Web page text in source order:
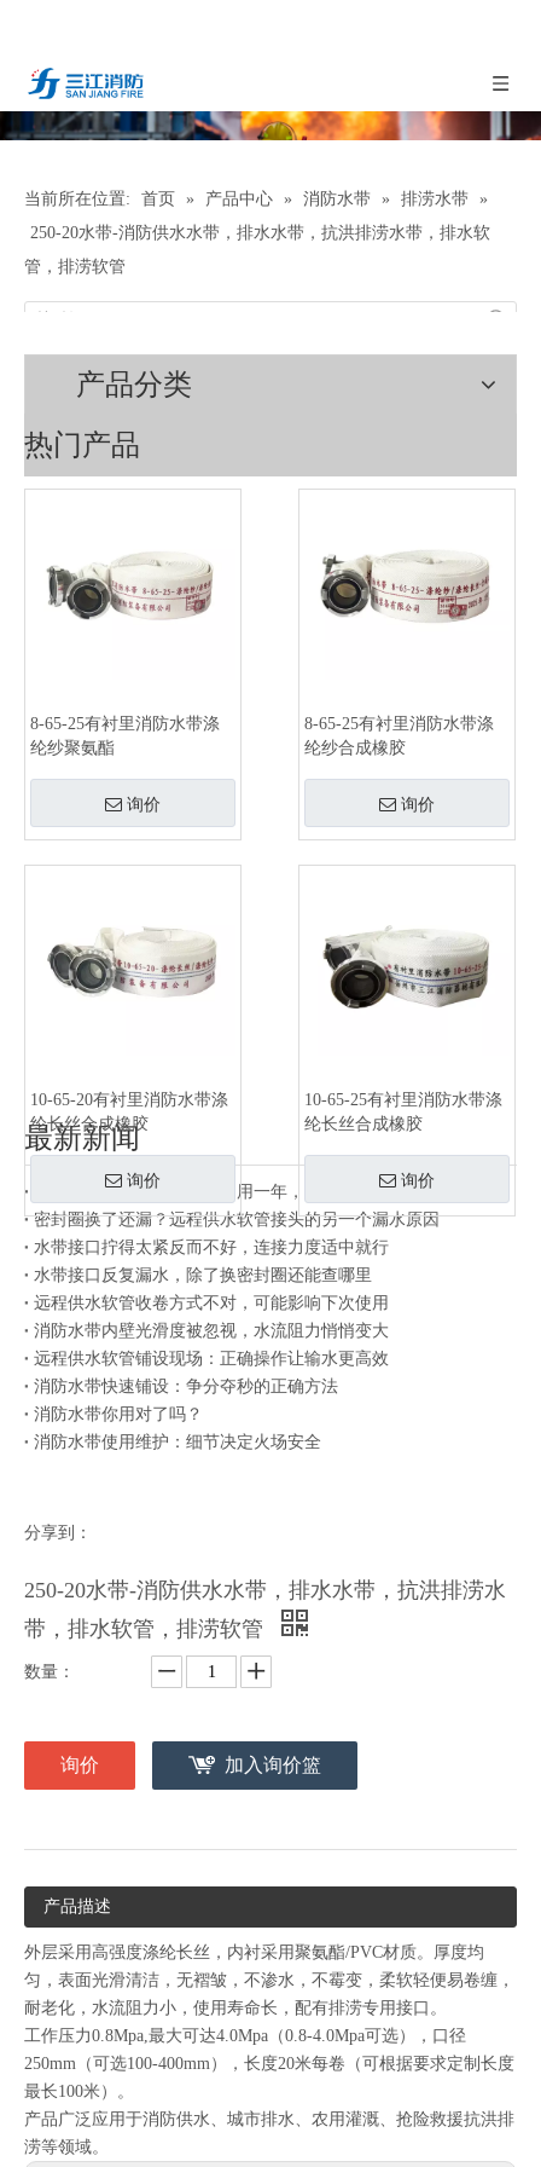
当前所在位置: 首页 » 产品中心 » 消防水带 » 排涝水带
»
250-20水带-消防供水水带，排水水带，抗洪排涝水带，排水软
管，排涝软管
产品分类
热门产品
8-65-25有衬里消防水带涤
纶纱聚氨酯
询价
8-65-25有衬里消防水带涤
纶纱合成橡胶
询价
10-65-20有衬里消防水带涤
纶长丝合成橡胶
询价
10-65-25有衬里消防水带涤
纶长丝合成橡胶
询价
最新新闻
同一批水带有的用三年有的用一年，差别在存放方式
密封圈换了还漏？远程供水软管接头的另一个漏水原因
水带接口拧得太紧反而不好，连接力度适中就行
水带接口反复漏水，除了换密封圈还能查哪里
远程供水软管收卷方式不对，可能影响下次使用
消防水带内壁光滑度被忽视，水流阻力悄悄变大
远程供水软管铺设现场：正确操作让输水更高效
消防水带快速铺设：争分夺秒的正确方法
消防水带你用对了吗？
消防水带使用维护：细节决定火场安全
分享到：
250-20水带-消防供水水带，排水水带，抗洪排涝水
带，排水软管，排涝软管
数量：
询价 加入询价篮
产品描述
外层采用高强度涤纶长丝，内衬采用聚氨酯/PVC材质。厚度均
匀，表面光滑清洁，无褶皱，不渗水，不霉变，柔软轻便易卷缠，
耐老化，水流阻力小，使用寿命长，配有排涝专用接口。
工作压力0.8Mpa,最大可达4.0Mpa（0.8-4.0Mpa可选），口径
250mm（可选100-400mm），长度20米每卷（可根据要求定制长度
最长100米）。
产品广泛应用于消防供水、城市排水、农用灌溉、抢险救援抗洪排
涝等领域。